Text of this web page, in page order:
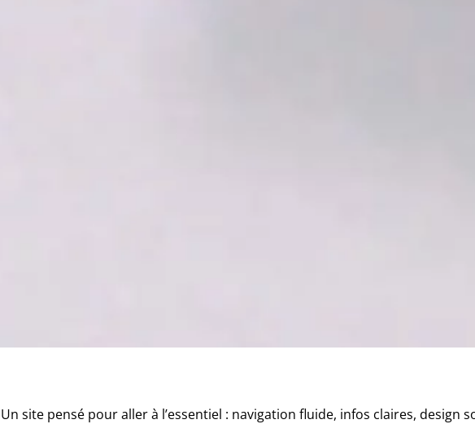
Un site pensé pour aller à l’essentiel : navigation fluide, infos claires, design